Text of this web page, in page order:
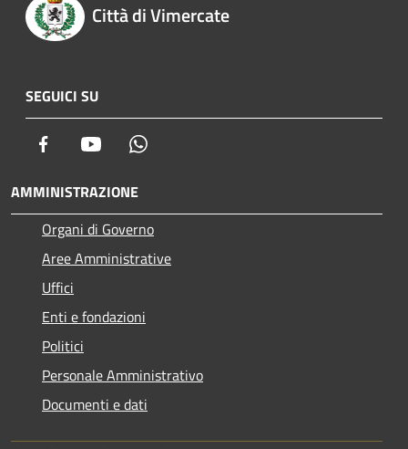
Città di Vimercate
SEGUICI SU
Facebook Youtube
AMMINISTRAZIONE
Organi di Governo
Aree Amministrative
Uffici
Enti e fondazioni
Politici
Personale Amministrativo
Documenti e dati